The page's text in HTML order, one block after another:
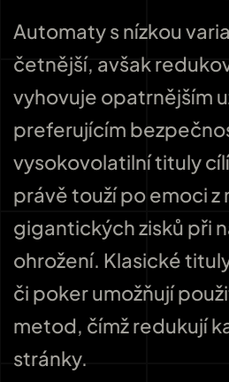
Automaty s nízkou
četnější, avšak
vyhovuje opatrnějším
preferujícím
vysokovolatilní tituly
právě touží po emoci z
gigantických zisků při
ohrožení. Klasické
či poker umožňují
metod, čímž redukují
stránky.